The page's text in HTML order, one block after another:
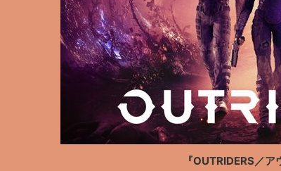
『OUTRIDERS／ア